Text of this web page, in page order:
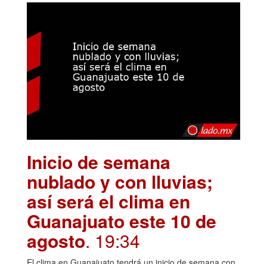
Inicio de semana
nublado y con lluvias;
así será el clima en
Guanajuato este 10 de
agosto. 19:34